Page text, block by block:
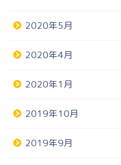
2020年5月
2020年4月
2020年1月
2019年10月
2019年9月